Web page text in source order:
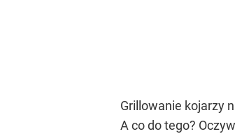
Grillowanie kojarzy
A co do tego?